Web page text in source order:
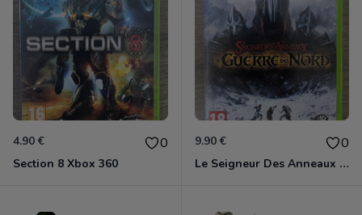
4.90 € 0
Section 8 Xbox 360
9.90 € 0
Le Seigneur Des Anneaux - La Guerre Du Nord Xbox 360